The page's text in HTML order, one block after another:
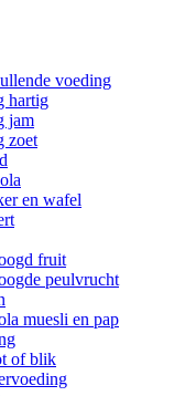
voeding
hartig
jam
zoet
en wafel
fruit
peulvrucht
muesli en pap
of blik